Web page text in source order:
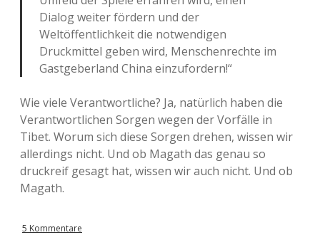
Dialog weiter fördern und der
Weltöffentlichkeit die notwendigen
Druckmittel geben wird, Menschenrechte im
Gastgeberland China einzufordern!“
Wie viele Verantwortliche? Ja, natürlich haben die
Verantwortlichen Sorgen wegen der Vorfälle in
Tibet. Worum sich diese Sorgen drehen, wissen wir
allerdings nicht. Und ob Magath das genau so
druckreif gesagt hat, wissen wir auch nicht. Und ob
Magath.
5 Kommentare